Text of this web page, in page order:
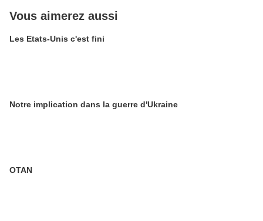
Vous aimerez aussi
Les Etats-Unis c'est fini
Notre implication dans la guerre d'Ukraine
OTAN